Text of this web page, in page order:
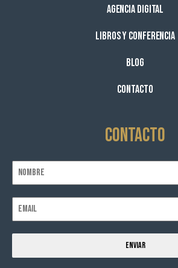
Agencia Digital
Libros y Conferencia
Blog
Contacto
Contacto
Enviar